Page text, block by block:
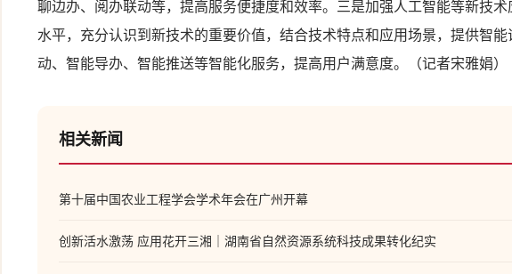
聊边办、阅办联动等，提高服务便捷度和效率。三是加强人工智能等新技
水平，充分认识到新技术的重要价值，结合技术特点和应用场景，提供智
动、智能导办、智能推送等智能化服务，提高用户满意度。（记者宋雅娟）
相关新闻
第十届中国农业工程学会学术年会在广州开幕
创新活水激荡 应用花开三湘｜湖南省自然资源系统科技成果转化纪实